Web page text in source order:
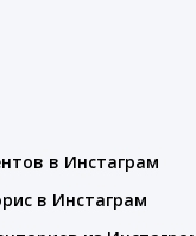
в Инстаграм
в Инстаграм